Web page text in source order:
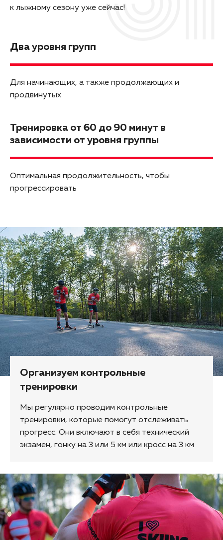
к лыжному сезону уже сейчас!
Два уровня групп
Для начинающих, а также продолжающих и
продвинутых
Тренировка от 60 до 90 минут в
зависимости от уровня группы
Оптимальная продолжительность, чтобы
прогрессировать
Организуем контрольные
тренировки
Мы регулярно проводим контрольные
тренировки, которые помогут отслеживать
прогресс. Они включают в себя технический
экзамен, гонку на 3 или 5 км или кросс на 3 км